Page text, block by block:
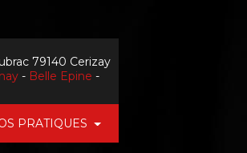
PRATIQUES
79140 Cerizay
- Belle Epine -